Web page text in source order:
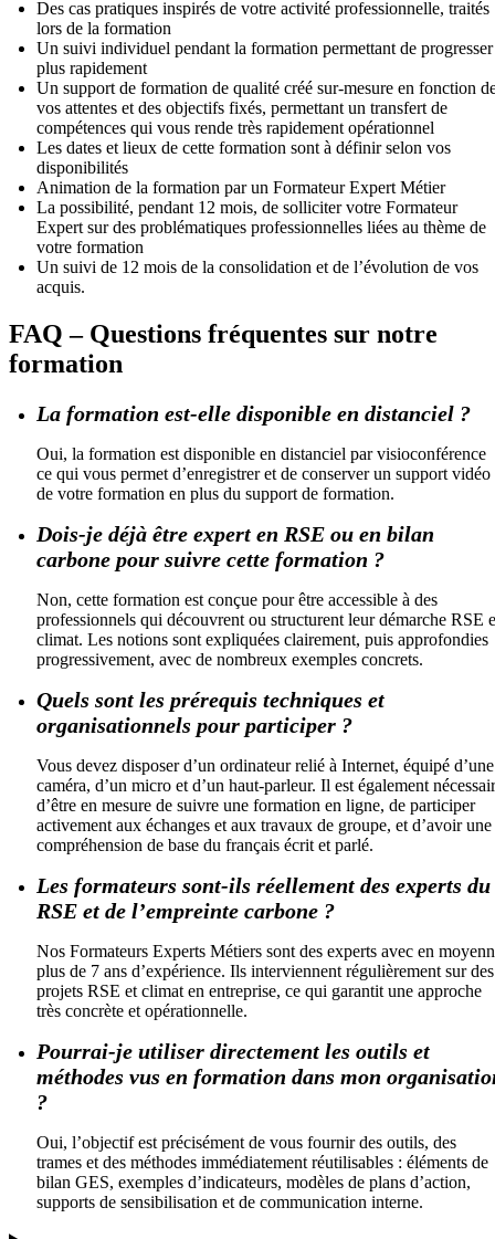
Des cas pratiques inspirés de votre activité professionnelle, traités
lors de la formation
Un suivi individuel pendant la formation permettant de progresser
plus rapidement
Un support de formation de qualité créé sur-mesure en fonction
vos attentes et des objectifs fixés, permettant un transfert de
compétences qui vous rende très rapidement opérationnel
Les dates et lieux de cette formation sont à définir selon vos
disponibilités
Animation de la formation par un Formateur Expert Métier
La possibilité, pendant 12 mois, de solliciter votre Formateur
Expert sur des problématiques professionnelles liées au thème de
votre formation
Un suivi de 12 mois de la consolidation et de l’évolution de vos
acquis.
FAQ – Questions fréquentes sur notre
formation
La formation est-elle disponible en distanciel ?
Oui, la formation est disponible en distanciel par visioconférence
ce qui vous permet d’enregistrer et de conserver un support vidéo
de votre formation en plus du support de formation.
Dois-je déjà être expert en RSE ou en bilan
carbone pour suivre cette formation ?
Non, cette formation est conçue pour être accessible à des
professionnels qui découvrent ou structurent leur démarche RSE
climat. Les notions sont expliquées clairement, puis approfondies
progressivement, avec de nombreux exemples concrets.
Quels sont les prérequis techniques et
organisationnels pour participer ?
Vous devez disposer d’un ordinateur relié à Internet, équipé d’une
caméra, d’un micro et d’un haut-parleur. Il est également
d’être en mesure de suivre une formation en ligne, de participer
activement aux échanges et aux travaux de groupe, et d’avoir une
compréhension de base du français écrit et parlé.
Les formateurs sont-ils réellement des experts du
RSE et de l’empreinte carbone ?
Nos Formateurs Experts Métiers sont des experts avec en
plus de 7 ans d’expérience. Ils interviennent régulièrement sur des
projets RSE et climat en entreprise, ce qui garantit une approche
très concrète et opérationnelle.
Pourrai-je utiliser directement les outils et
méthodes vus en formation dans mon
?
Oui, l’objectif est précisément de vous fournir des outils, des
trames et des méthodes immédiatement réutilisables : éléments de
bilan GES, exemples d’indicateurs, modèles de plans d’action,
supports de sensibilisation et de communication interne.